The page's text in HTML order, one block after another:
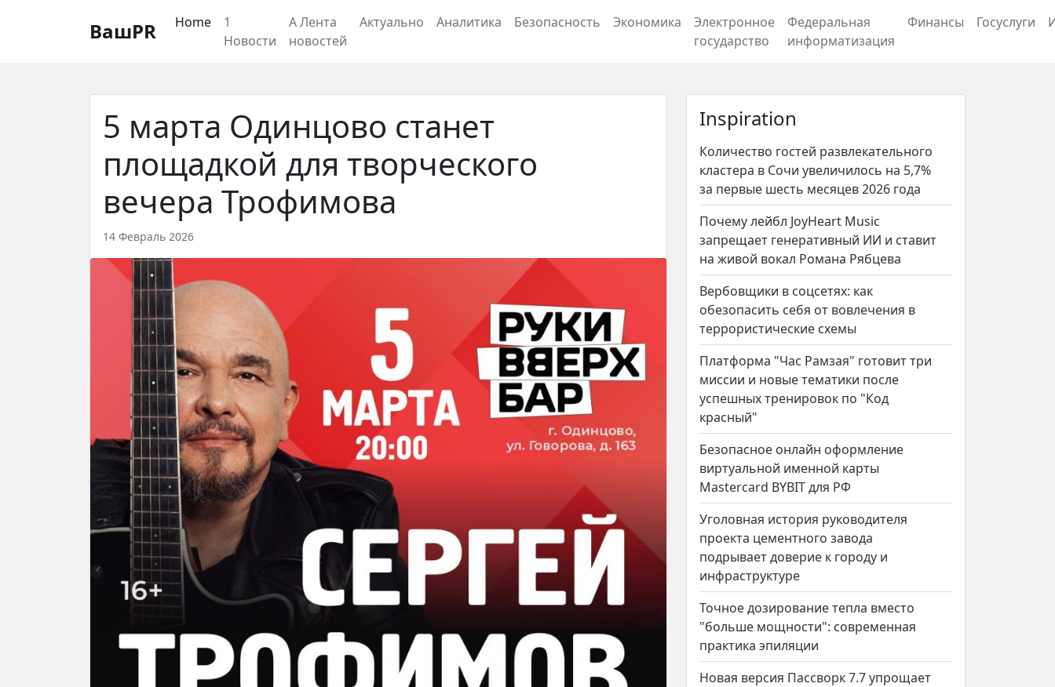
Восстановление пароля
ВашPR Home
1
Новости
А Лента
новостей
Актуально Аналитика Безопасность Экономика
Электронное
государство
Федеральная
информатизация
Финансы Госуслуги
5 марта Одинцово станет
площадкой для творческого
вечера Трофимова
14 Февраль 2026
Inspiration
Количество гостей развлекательного
кластера в Сочи увеличилось на 5,7%
за первые шесть месяцев 2026 года
Почему лейбл JoyHeart Music
запрещает генеративный ИИ и ставит
на живой вокал Романа Рябцева
Вербовщики в соцсетях: как
обезопасить себя от вовлечения в
террористические схемы
Платформа "Час Рамзая" готовит три
миссии и новые тематики после
успешных тренировок по "Код
красный"
Безопасное онлайн оформление
виртуальной именной карты
Mastercard BYBIT для РФ
Уголовная история руководителя
проекта цементного завода
подрывает доверие к городу и
инфраструктуре
Точное дозирование тепла вместо
"больше мощности": современная
практика эпиляции
Новая версия Пассворк 7.7 упрощает